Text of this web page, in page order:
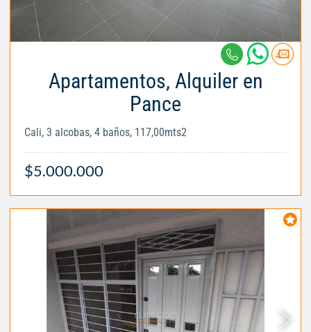
Apartamentos, Alquiler en
Pance
Cali, 3 alcobas, 4 baños, 117,00mts2
$5.000.000